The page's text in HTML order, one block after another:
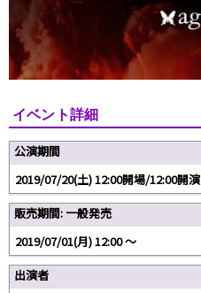
イベント詳細
公演期間
2019/07/20(土) 12:00開場/12:00開演
販売期間: 一般発売
2019/07/01(月) 12:00 〜
出演者